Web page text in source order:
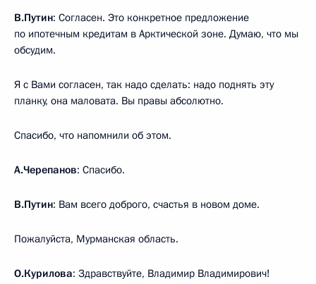
В.Путин: Согласен. Это конкретное предложение
по ипотечным кредитам в Арктической зоне. Думаю, что мы
обсудим.
Я с Вами согласен, так надо сделать: надо поднять эту
планку, она маловата. Вы правы абсолютно.
Спасибо, что напомнили об этом.
А.Черепанов: Спасибо.
В.Путин: Вам всего доброго, счастья в новом доме.
Пожалуйста, Мурманская область.
О.Курилова: Здравствуйте, Владимир Владимирович!